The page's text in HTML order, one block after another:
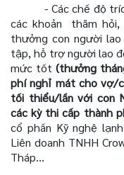
- Các chế độ
các khoản
thăm hỏi,
thưởng con người
tập, hỗ trợ người lao
mức tốt (thưởng
phí nghỉ mát cho vợ/
tối thiểu/lần với con
các kỳ thi cấp thành
cổ phần Kỹ nghệ
Liên doanh TNHH
Tháp…